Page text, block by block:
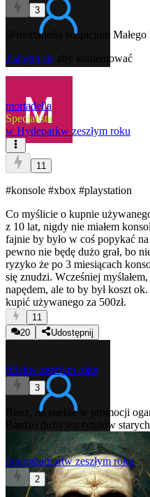
3
@mortadella
hospicjum
Zaloguj się aby komentować
mortadella
Specjalista
w Hydeparkw zeszłym roku
11
#konsole #xbox #playstation
Co myślicie o kupnie
z 10 lat, nigdy nie miałem
fajnie by było w coś popykać
pewno nie będę dużo grał, bo
ryzyko że po 3 miesiącach
się znudzi. Wcześniej
napędem, ale to by był koszt
kupić używanego za 500zł.
11
20
Udostępnij
fiflakw zeszłym roku
3
Bierz, na enebie w promocji
Bardzo dużo jest tytułów
poprostumortw zeszłym roku
2